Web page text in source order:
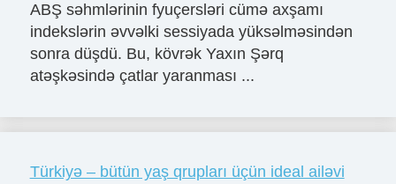
ABŞ səhmlərinin fyuçersləri cümə axşamı
indekslərin əvvəlki sessiyada yüksəlməsindən
sonra düşdü. Bu, kövrək Yaxın Şərq
atəşkəsində çatlar yaranması ...
Türkiyə – bütün yaş qrupları üçün ideal ailəvi